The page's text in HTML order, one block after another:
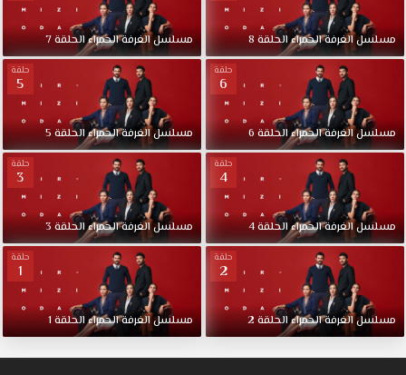
مسلسلالغرفةالحمراءالحلقة8 مسلسلالغرفةالحمراءالحلقة7
حلقة
6
مسلسلالغرفةالحمراءالحلقة6
حلقة
5
مسلسلالغرفةالحمراءالحلقة5
حلقة
4
مسلسلالغرفةالحمراءالحلقة4
حلقة
3
مسلسلالغرفةالحمراءالحلقة3
حلقة
2
مسلسلالغرفةالحمراءالحلقة2
حلقة
1
مسلسلالغرفةالحمراءالحلقة1